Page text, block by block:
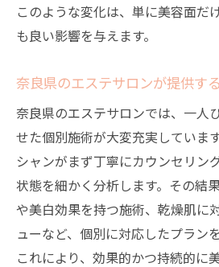
このような変化は、単に美容面だ
も良い影響を与えます。
奈良県のエステサロンが提供す
奈良県のエステサロンでは、一人
せた個別施術が大変充実していま
シャンがまず丁寧にカウンセリン
状態を細かく分析します。その結
や美白効果を持つ施術、乾燥肌に
ューなど、個別に対応したプラン
これにより、効果的かつ持続的に